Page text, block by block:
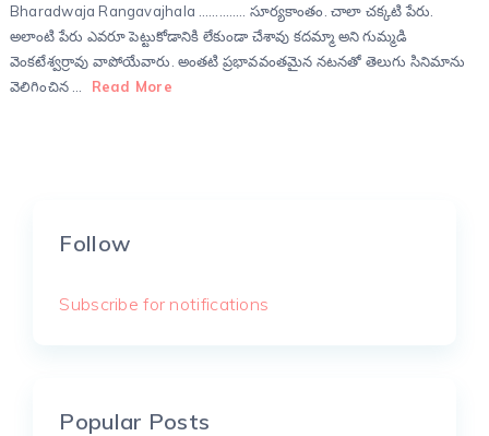
Bharadwaja Rangavajhala ………….. సూర్యకాంతం. చాలా చక్కటి పేరు.
అలాంటి పేరు ఎవరూ పెట్టుకోడానికి లేకుండా చేశావు కదమ్మా అని గుమ్మడి
వెంకటేశ్వర్రావు వాపోయేవారు. అంతటి ప్రభావవంతమైన నటనతో తెలుగు సినిమాను
వెలిగించిన …
Read More
Follow
Subscribe for notifications
Popular Posts